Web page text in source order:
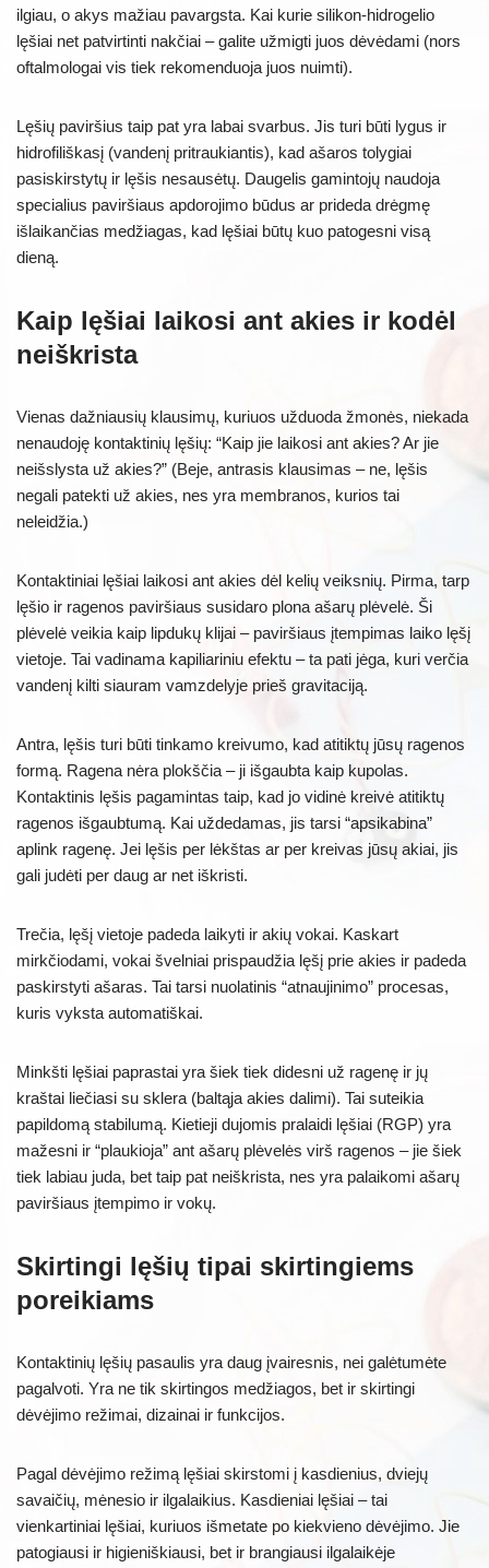
ilgiau, o akys mažiau pavargsta. Kai kurie silikon-hidrogelio
lęšiai net patvirtinti nakčiai – galite užmigti juos dėvėdami (nors
oftalmologai vis tiek rekomenduoja juos nuimti).
Lęšių paviršius taip pat yra labai svarbus. Jis turi būti lygus ir
hidrofiliškasį (vandenį pritraukiantis), kad ašaros tolygiai
pasiskirstytų ir lęšis nesausėtų. Daugelis gamintojų naudoja
specialius paviršiaus apdorojimo būdus ar prideda drėgmę
išlaikančias medžiagas, kad lęšiai būtų kuo patogesni visą
dieną.
Kaip lęšiai laikosi ant akies ir kodėl
neiškrista
Vienas dažniausių klausimų, kuriuos užduoda žmonės, niekada
nenaudoję kontaktinių lęšių: “Kaip jie laikosi ant akies? Ar jie
neišslysta už akies?” (Beje, antrasis klausimas – ne, lęšis
negali patekti už akies, nes yra membranos, kurios tai
neleidžia.)
Kontaktiniai lęšiai laikosi ant akies dėl kelių veiksnių. Pirma, tarp
lęšio ir ragenos paviršiaus susidaro plona ašarų plėvelė. Ši
plėvelė veikia kaip lipdukų klijai – paviršiaus įtempimas laiko lęšį
vietoje. Tai vadinama kapiliariniu efektu – ta pati jėga, kuri verčia
vandenį kilti siauram vamzdelyje prieš gravitaciją.
Antra, lęšis turi būti tinkamo kreivumo, kad atitiktų jūsų ragenos
formą. Ragena nėra plokščia – ji išgaubta kaip kupolas.
Kontaktinis lęšis pagamintas taip, kad jo vidinė kreivė atitiktų
ragenos išgaubtumą. Kai uždedamas, jis tarsi “apsikabina”
aplink ragenę. Jei lęšis per lėkštas ar per kreivas jūsų akiai, jis
gali judėti per daug ar net iškristi.
Trečia, lęšį vietoje padeda laikyti ir akių vokai. Kaskart
mirkčiodami, vokai švelniai prispaudžia lęšį prie akies ir padeda
paskirstyti ašaras. Tai tarsi nuolatinis “atnaujinimo” procesas,
kuris vyksta automatiškai.
Minkšti lęšiai paprastai yra šiek tiek didesni už ragenę ir jų
kraštai liečiasi su sklera (baltąja akies dalimi). Tai suteikia
papildomą stabilumą. Kietieji dujomis pralaidi lęšiai (RGP) yra
mažesni ir “plaukioja” ant ašarų plėvelės virš ragenos – jie šiek
tiek labiau juda, bet taip pat neiškrista, nes yra palaikomi ašarų
paviršiaus įtempimo ir vokų.
Skirtingi lęšių tipai skirtingiems
poreikiams
Kontaktinių lęšių pasaulis yra daug įvairesnis, nei galėtumėte
pagalvoti. Yra ne tik skirtingos medžiagos, bet ir skirtingi
dėvėjimo režimai, dizainai ir funkcijos.
Pagal dėvėjimo režimą lęšiai skirstomi į kasdienius, dviejų
savaičių, mėnesio ir ilgalaikius. Kasdieniai lęšiai – tai
vienkartiniai lęšiai, kuriuos išmetate po kiekvieno dėvėjimo. Jie
patogiausi ir higieniškiausi, bet ir brangiausi ilgalaikėje